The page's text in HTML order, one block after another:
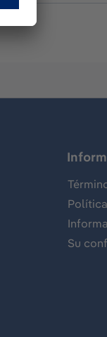
Su